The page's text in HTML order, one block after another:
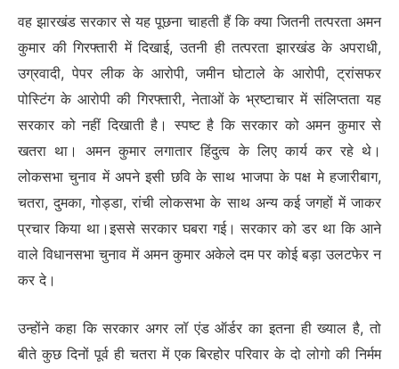
वह झारखंड सरकार से यह पूछना चाहती हैं कि क्या जितनी तत्परता अमन
कुमार की गिरफ्तारी में दिखाई, उतनी ही तत्परता झारखंड के अपराधी,
उग्रवादी, पेपर लीक के आरोपी, जमीन घोटाले के आरोपी, ट्रांसफर
पोस्टिंग के आरोपी की गिरफ्तारी, नेताओं के भ्रष्टाचार में संलिप्तता यह
सरकार को नहीं दिखाती है। स्पष्ट है कि सरकार को अमन कुमार से
खतरा था। अमन कुमार लगातार हिंदुत्व के लिए कार्य कर रहे थे।
लोकसभा चुनाव में अपने इसी छवि के साथ भाजपा के पक्ष मे हजारीबाग,
चतरा, दुमका, गोड्डा, रांची लोकसभा के साथ अन्य कई जगहों में जाकर
प्रचार किया था।इससे सरकार घबरा गई। सरकार को डर था कि आने
वाले विधानसभा चुनाव में अमन कुमार अकेले दम पर कोई बड़ा उलटफेर न
कर दे।
उन्होंने कहा कि सरकार अगर लॉ एंड ऑर्डर का इतना ही ख्याल है, तो
बीते कुछ दिनों पूर्व ही चतरा में एक बिरहोर परिवार के दो लोगो की निर्मम